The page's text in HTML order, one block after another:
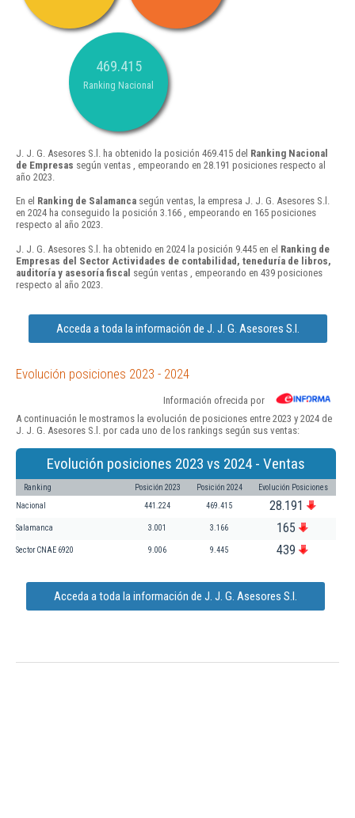
469.415
Ranking Nacional
J. J. G. Asesores S.l. ha obtenido la posición 469.415 del Ranking Nacional
de Empresas según ventas , empeorando en 28.191 posiciones respecto al
año 2023.
En el Ranking de Salamanca según ventas, la empresa J. J. G. Asesores S.l.
en 2024 ha conseguido la posición 3.166 , empeorando en 165 posiciones
respecto al año 2023.
J. J. G. Asesores S.l. ha obtenido en 2024 la posición 9.445 en el Ranking de
Empresas del Sector Actividades de contabilidad, teneduría de libros,
auditoría y asesoría fiscal según ventas , empeorando en 439 posiciones
respecto al año 2023.
Acceda a toda la información de J. J. G. Asesores S.l.
Evolución posiciones 2023 - 2024
Información ofrecida por
A continuación le mostramos la evolución de posiciones entre 2023 y 2024 de
J. J. G. Asesores S.l. por cada uno de los rankings según sus ventas:
Evolución posiciones 2023 vs 2024 - Ventas
Ranking Posición 2023 Posición 2024 Evolución Posiciones
Nacional 441.224 469.415 28.191
Salamanca 3.001 3.166 165
Sector CNAE 6920 9.006 9.445 439
Acceda a toda la información de J. J. G. Asesores S.l.